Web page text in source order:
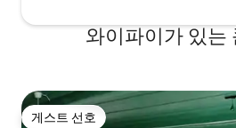
와이파이가 있는
게스트 선호